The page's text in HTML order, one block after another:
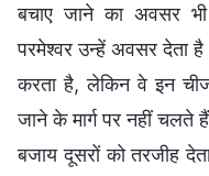
बचाए जाने का अवसर
परमेश्वर उन्हें अवसर देता
करता है, लेकिन वे इन
जाने के मार्ग पर नहीं चलते
बजाय दूसरों को तरजीह